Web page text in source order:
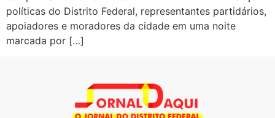
políticas do Distrito Federal, representantes partidários,
apoiadores e moradores da cidade em uma noite
marcada por […]